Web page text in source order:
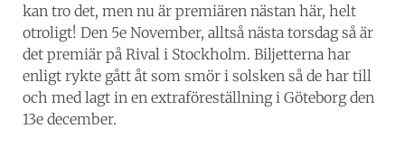
kan tro det, men nu är premiären nästan här, helt
otroligt! Den 5e November, alltså nästa torsdag så är
det premiär på Rival i Stockholm. Biljetterna har
enligt rykte gått åt som smör i solsken så de har till
och med lagt in en extraföreställning i Göteborg den
13e december.